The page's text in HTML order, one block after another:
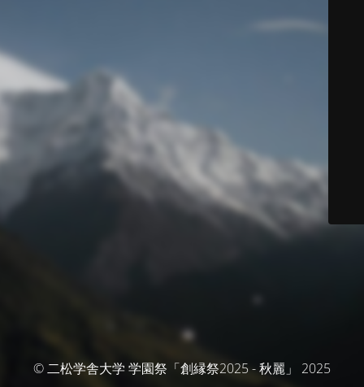
© 二松学舎大学 学園祭「創縁祭2025 - 秋麗」 2025